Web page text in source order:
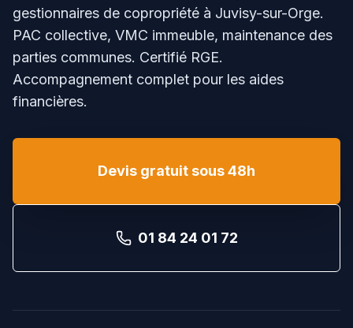
gestionnaires de copropriété à Juvisy-sur-Orge.
PAC collective, VMC immeuble, maintenance des
parties communes. Certifié RGE.
Accompagnement complet pour les aides
financières.
Devis gratuit sous 48h
01 84 24 01 72